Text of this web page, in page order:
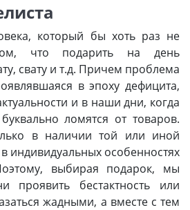
модели
миниатюры
для
модели
который бы хоть раз не
что подарить на день
свату и т.д. Причем проблема
в эпоху дефицита,
и в наши дни, когда
ломятся от товаров.
в наличии той или иной
индивидуальных особенностях
выбирая подарок, мы
бестактность или
жадными, а вместе с тем